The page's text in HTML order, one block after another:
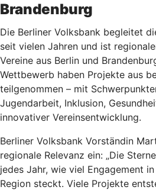
Brandenburg
Die Berliner Volksbank begleitet
seit vielen Jahren und ist
Vereine aus Berlin und
Wettbewerb haben Projekte aus
teilgenommen – mit
Jugendarbeit, Inklusion,
innovativer Vereinsentwicklung.
Berliner Volksbank Vorständin
regionale Relevanz ein: „Die
jedes Jahr, wie viel Engagement
Region steckt. Viele Projekte